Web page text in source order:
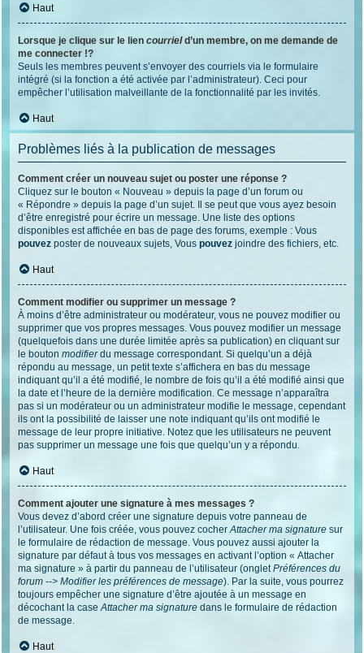
Haut
Lorsque je clique sur le lien courrield’un membre, on me demande de
me connecter !?
Seuls les membres peuvent s’envoyer des courriels via le formulaire
intégré (si la fonction a été activée par l’administrateur). Ceci pour
empêcher l’utilisation malveillante de la fonctionnalité par les invités.
Haut
Problèmes liés à la publication de messages
Comment créer un nouveau sujet ou poster une réponse ?
Cliquez sur le bouton « Nouveau » depuis la page d’un forum ou
« Répondre » depuis la page d’un sujet. Il se peut que vous ayez besoin
d’être enregistré pour écrire un message. Une liste des options
disponibles est affichée en bas de page des forums, exemple : Vous
pouvez poster de nouveaux sujets, Vous pouvez joindre des fichiers, etc.
Haut
Comment modifier ou supprimer un message ?
À moins d’être administrateur ou modérateur, vous ne pouvez modifier ou
supprimer que vos propres messages. Vous pouvez modifier un message
(quelquefois dans une durée limitée après sa publication) en cliquant sur
le bouton modifierdu message correspondant. Si quelqu’un a déjà
répondu au message, un petit texte s’affichera en bas du message
indiquant qu’il a été modifié, le nombre de fois qu’il a été modifié ainsi que
la date et l’heure de la dernière modification. Ce message n’apparaîtra
pas si un modérateur ou un administrateur modifie le message, cependant
ils ont la possibilité de laisser une note indiquant qu’ils ont modifié le
message de leur propre initiative. Notez que les utilisateurs ne peuvent
pas supprimer un message une fois que quelqu’un y a répondu.
Haut
Comment ajouter une signature à mes messages ?
Vous devez d’abord créer une signature depuis votre panneau de
l’utilisateur. Une fois créée, vous pouvez cocherAttacher ma signature sur
le formulaire de rédaction de message. Vous pouvez aussi ajouter la
signature par défaut à tous vos messages en activant l’option « Attacher
ma signature » à partir du panneau de l’utilisateur (ongletPréférences du
forum --> Modifier les préférences de message). Par la suite, vous pourrez
toujours empêcher une signature d’être ajoutée à un message en
décochant la caseAttacher ma signature dans le formulaire de rédaction
de message.
Haut